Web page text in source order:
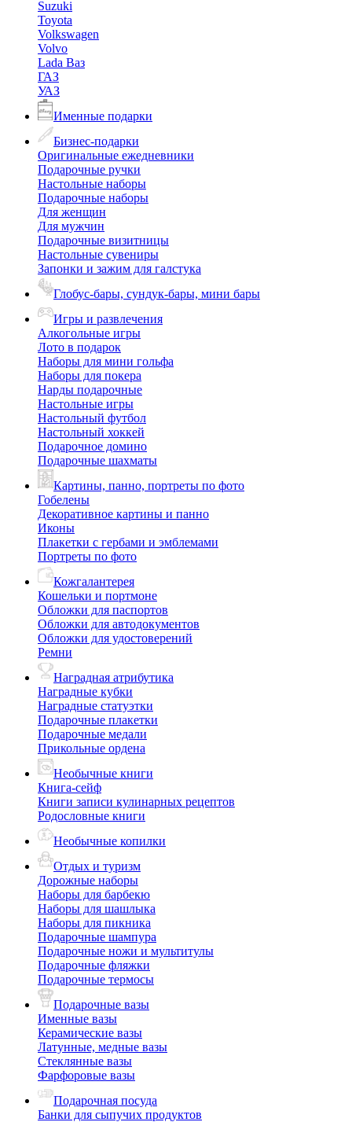
Suzuki
Toyota
Volkswagen
Volvo
Lada Ваз
ГАЗ
УАЗ
Именные подарки
Бизнес-подарки
Оригинальные ежедневники
Подарочные ручки
Настольные наборы
Подарочные наборы
Для женщин
Для мужчин
Подарочные визитницы
Настольные сувениры
Запонки и зажим для галстука
Глобус-бары, сундук-бары, мини бары
Игры и развлечения
Алкогольные игры
Лото в подарок
Наборы для мини гольфа
Наборы для покера
Нарды подарочные
Настольные игры
Настольный футбол
Настольный хоккей
Подарочное домино
Подарочные шахматы
Картины, панно, портреты по фото
Гобелены
Декоративное картины и панно
Иконы
Плакетки с гербами и эмблемами
Портреты по фото
Кожгалантерея
Кошельки и портмоне
Обложки для паспортов
Обложки для автодокументов
Обложки для удостоверений
Ремни
Наградная атрибутика
Наградные кубки
Наградные статуэтки
Подарочные плакетки
Подарочные медали
Прикольные ордена
Необычные книги
Книга-сейф
Книги записи кулинарных рецептов
Родословные книги
Необычные копилки
Отдых и туризм
Дорожные наборы
Наборы для барбекю
Наборы для шашлыка
Наборы для пикника
Подарочные шампура
Подарочные ножи и мультитулы
Подарочные фляжки
Подарочные термосы
Подарочные вазы
Именные вазы
Керамические вазы
Латунные, медные вазы
Стеклянные вазы
Фарфоровые вазы
Подарочная посуда
Банки для сыпучих продуктов